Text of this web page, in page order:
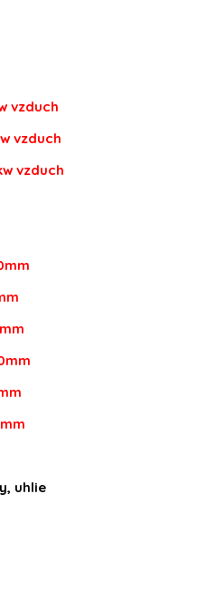
vzduch
vzduch
vzduch
uhlie